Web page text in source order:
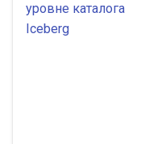
уровне каталога
Iceberg